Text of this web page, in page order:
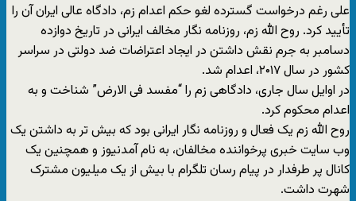
علی رغم درخواست گسترده لغو حکم اعدام زم، دادگاه عالی ایران آن را
تأیید کرد. روح الله زم، روزنامه نگار مخالف ایرانی در تاریخ دوازده
دسامبر به جرم نقش داشتن در ایجاد اعتراضات ضد دولتی در سراسر
کشور در سال ۲۰۱۷، اعدام شد.
در اوایل سال جاری، دادگاهی زم را “مفسد فی الارض” شناخت و به
اعدام محکوم کرد.
روح الله زم یک فعال و روزنامه نگار ایرانی بود که بیش تر به داشتن یک
وب سایت خبری پرخواننده مخالفان، به نام آمدنیوز و همچنین یک
کانال پر طرفدار در پیام رسان تلگرام با بیش از یک میلیون مشترک
شهرت داشت.